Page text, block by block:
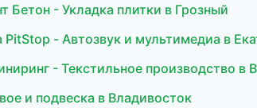
Бетон - Укладка плитки в Грозный
PitStop - Автозвук и мультимедиа в
- Текстильное производство в
и подвеска в Владивосток